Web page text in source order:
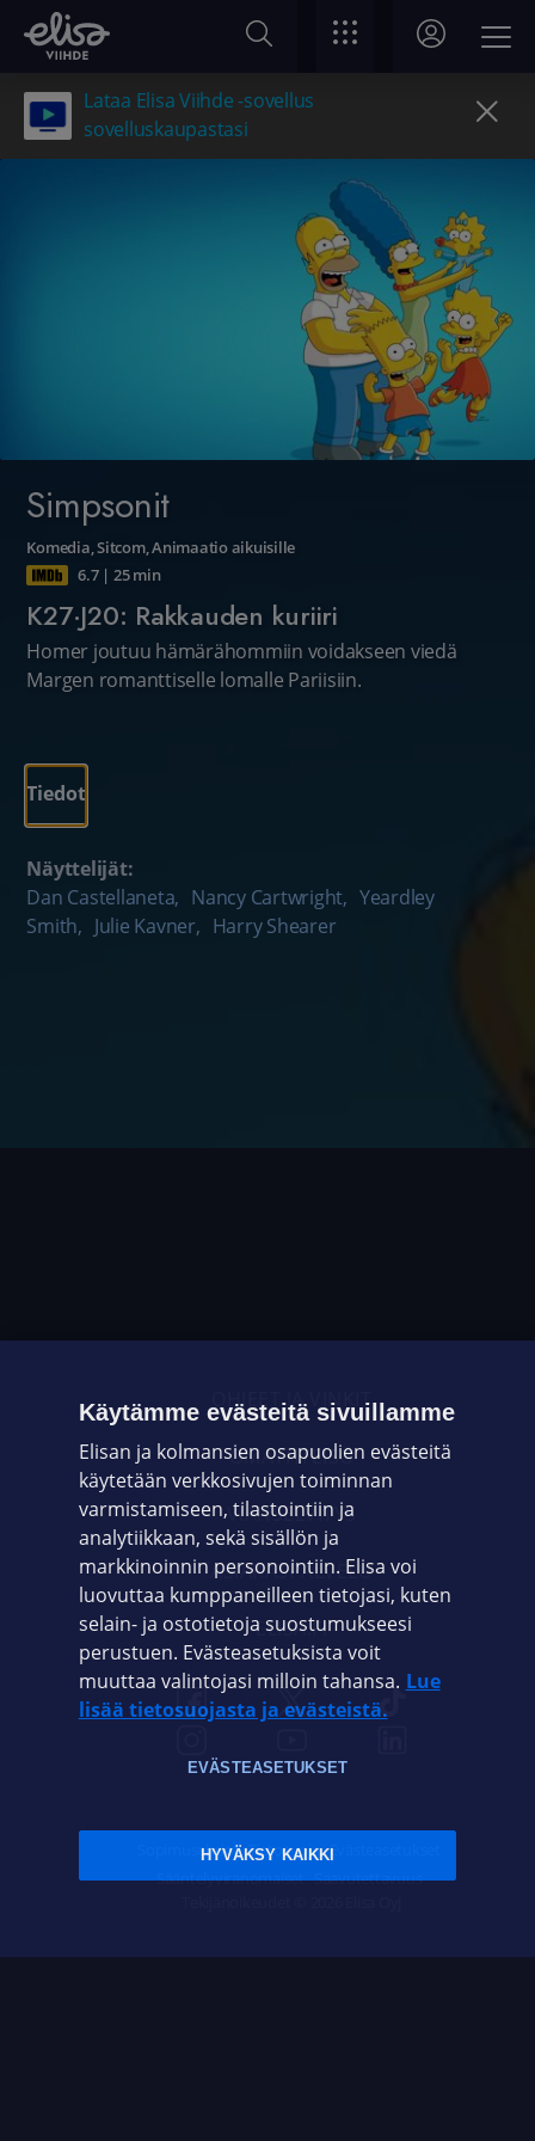
Lataa Elisa Viihde -sovellus
sovelluskaupastasi
Simpsonit
Komedia,Sitcom,Animaatio aikuisille
6.7| 25 min
K27·J20: Rakkauden kuriiri
Homer joutuu hämärähommiin voidakseen viedä
Margen romanttiselle lomalle Pariisiin.
Tiedot
Näyttelijät:
Dan Castellaneta, Nancy Cartwright, Yeardley
Smith, Julie Kavner, Harry Shearer
OHJEET JA VINKIT
OMAYHTEISÖ
VIANSELVITYS
ASIAKASPALVELU
ELISA.FI
Sopimusehdot Tietosuoja Evästeasetukset
Sääntelyviranomaiset Saavutettavuus
Käytämme evästeitä sivuillamme
Elisan ja kolmansien osapuolien evästeitä
käytetään verkkosivujen toiminnan
varmistamiseen, tilastointiin ja
analytiikkaan, sekä sisällön ja
markkinoinnin personointiin. Elisa voi
luovuttaa kumppaneilleen tietojasi, kuten
selain- ja ostotietoja suostumukseesi
perustuen. Evästeasetuksista voit
muuttaa valintojasi milloin tahansa. Lue
lisää tietosuojasta ja evästeistä.
EVÄSTEASETUKSET
HYVÄKSY KAIKKI